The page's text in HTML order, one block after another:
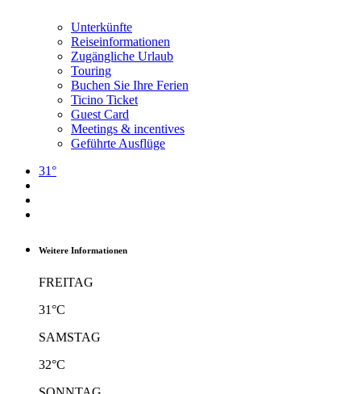
Unterkünfte
Reiseinformationen
Zugängliche Urlaub
Touring
Buchen Sie Ihre Ferien
Ticino Ticket
Guest Card
Meetings & incentives
Geführte Ausflüge
31°
Weitere Informationen
FREITAG
31°C
SAMSTAG
32°C